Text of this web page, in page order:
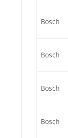
Bosch
Bosch
Bosch
Bosch